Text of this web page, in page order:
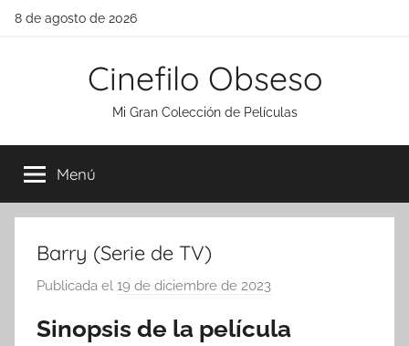
Saltar
8 de agosto de 2026
Cinefilo Obseso
Mi Gran Colección de Películas
Menú
Barry (Serie de TV)
Publicada el 19 de diciembre de 2023
r
Sinopsis de la película